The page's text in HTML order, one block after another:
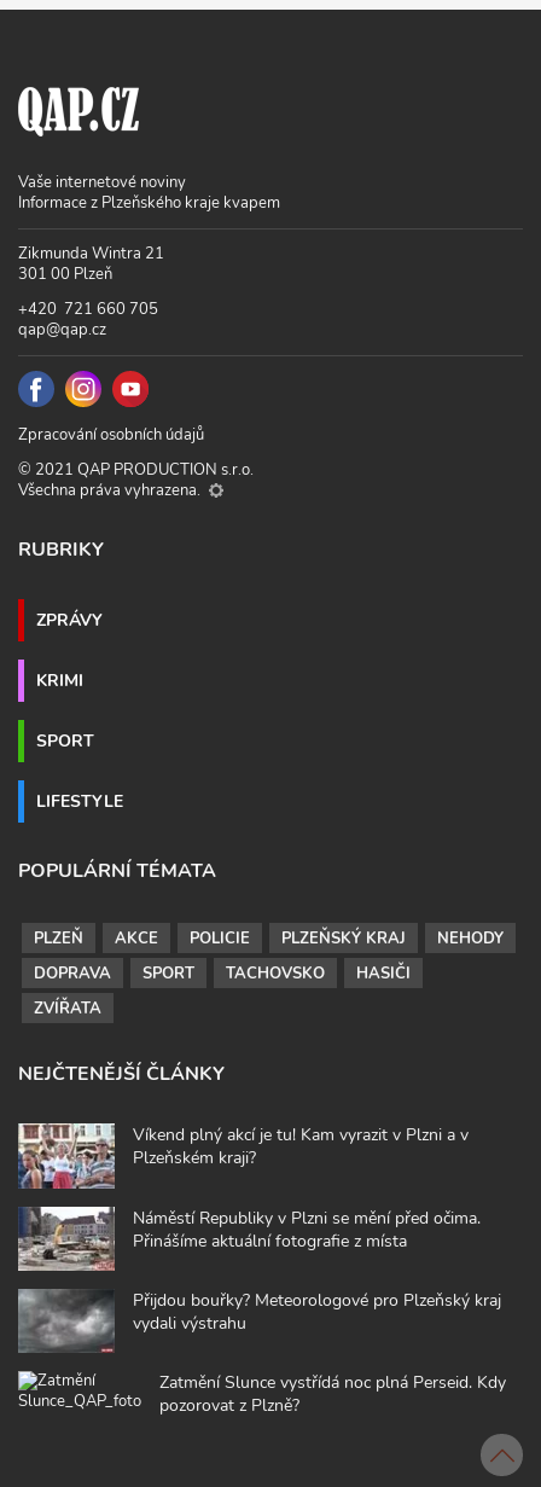
Vaše internetové noviny
Informace z Plzeňského kraje kvapem
Zikmunda Wintra 21
301 00 Plzeň
+420 721 660 705
qap@qap.cz
Zpracování osobních údajů
© 2021 QAP PRODUCTION s.r.o.
Všechna práva vyhrazena.
RUBRIKY
ZPRÁVY
KRIMI
SPORT
LIFESTYLE
POPULÁRNÍ TÉMATA
PLZEŇ AKCE POLICIE PLZEŇSKÝ KRAJ
NEHODY
DOPRAVA
SPORT TACHOVSKO
HASIČI
ZVÍŘATA
NEJČTENĚJŠÍ ČLÁNKY
Víkend plný akcí je tu! Kam vyrazit v Plzni a v
Plzeňském kraji?
Náměstí Republiky v Plzni se mění před očima.
Přinášíme aktuální fotografie z místa
Přijdou bouřky? Meteorologové pro Plzeňský kraj
vydali výstrahu
Zatmění Slunce vystřídá noc plná Perseid. Kdy
pozorovat z Plzně?